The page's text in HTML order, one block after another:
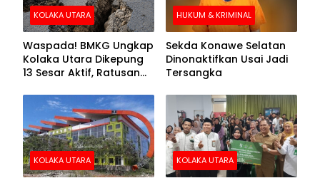
KOLAKA UTARA
Waspada! BMKG Ungkap
Kolaka Utara Dikepung
13 Sesar Aktif, Ratusan
HUKUM & KRIMINAL
Sekda Konawe Selatan
Dinonaktifkan Usai Jadi
Tersangka
KOLAKA UTARA KOLAKA UTARA